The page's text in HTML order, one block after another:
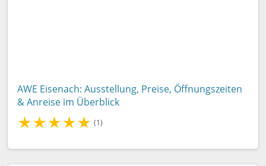
AWE Eisenach: Ausstellung, Preise, Öffnungszeiten
& Anreise im Überblick
★★★★★ (1)